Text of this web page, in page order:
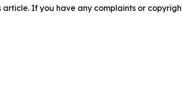
If you have any complaints or